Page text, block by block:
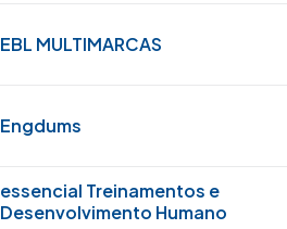
EBL MULTIMARCAS
Engdums
essencial Treinamentos e
Desenvolvimento Humano